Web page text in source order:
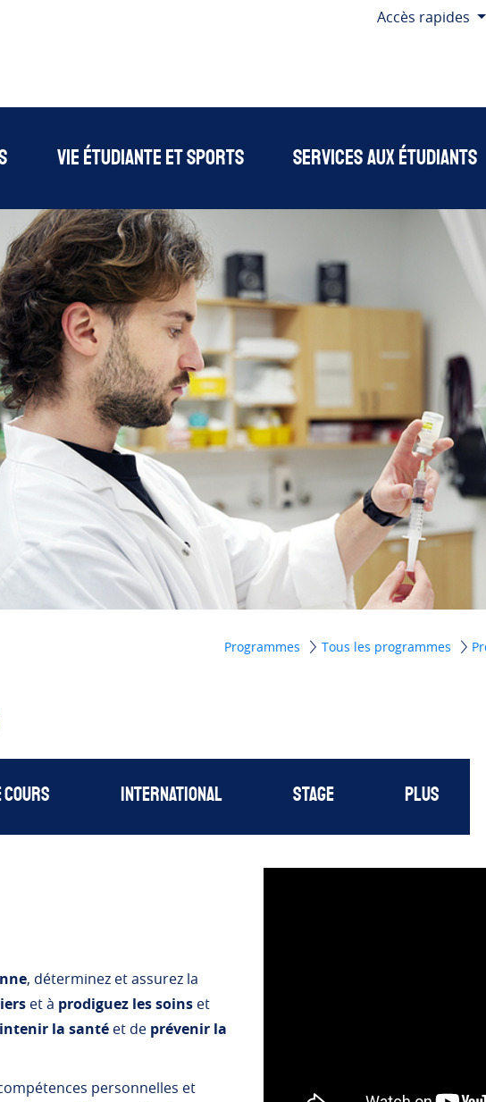
Accès rapides
Vie étudiante et sports Services aux étudiants
Programmes Tous les programmes
cours International Stage Plus
, déterminez et assurez la
et à prodiguez les soins et
la santé et de prévenir la
personnelles et